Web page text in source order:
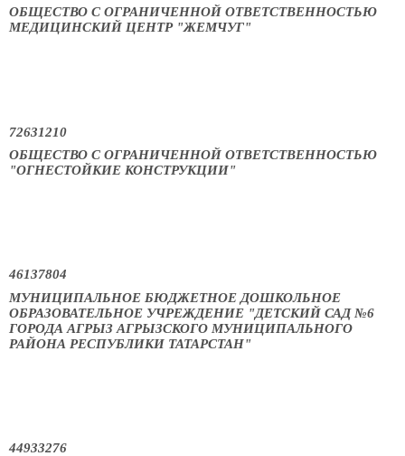
ОБЩЕСТВО С ОГРАНИЧЕННОЙ ОТВЕТСТВЕННОСТЬЮ
МЕДИЦИНСКИЙ ЦЕНТР "ЖЕМЧУГ"
72631210
ОБЩЕСТВО С ОГРАНИЧЕННОЙ ОТВЕТСТВЕННОСТЬЮ
"ОГНЕСТОЙКИЕ КОНСТРУКЦИИ"
46137804
МУНИЦИПАЛЬНОЕ БЮДЖЕТНОЕ ДОШКОЛЬНОЕ
ОБРАЗОВАТЕЛЬНОЕ УЧРЕЖДЕНИЕ "ДЕТСКИЙ САД №6
ГОРОДА АГРЫЗ АГРЫЗСКОГО МУНИЦИПАЛЬНОГО
РАЙОНА РЕСПУБЛИКИ ТАТАРСТАН"
44933276